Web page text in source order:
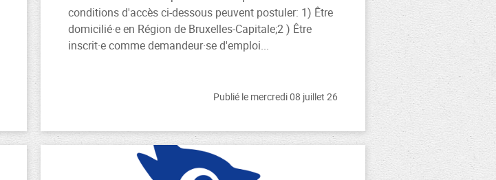
conditions d'accès ci-dessous peuvent postuler: 1) Être
domicilié·e en Région de Bruxelles-Capitale;2 ) Être
inscrit·e comme demandeur·se d'emploi...
Publié le mercredi 08 juillet 26